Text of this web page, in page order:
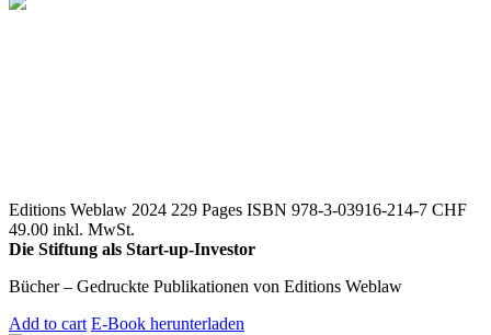
Editions Weblaw 2024 229 Pages ISBN 978-3-03916-214-7 CHF
49.00 inkl. MwSt.
Die Stiftung als Start-up-Investor
Bücher – Gedruckte Publikationen von Editions Weblaw
Add to cart E-Book herunterladen